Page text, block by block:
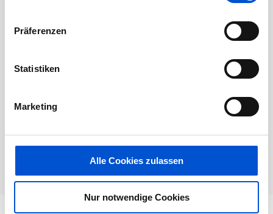
Präferenzen
Statistiken
Marketing
Alle Cookies zulassen
Nur notwendige Cookies